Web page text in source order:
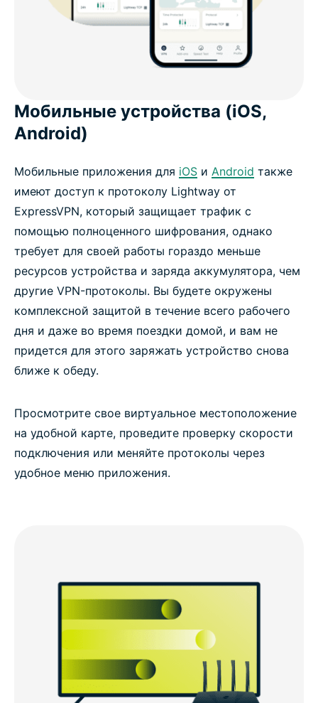
Мобильные устройства (iOS,
Android)
Мобильные приложения для iOS и Android также
имеют доступ к протоколу Lightway от
ExpressVPN, который защищает трафик с
помощью полноценного шифрования, однако
требует для своей работы гораздо меньше
ресурсов устройства и заряда аккумулятора, чем
другие VPN-протоколы. Вы будете окружены
комплексной защитой в течение всего рабочего
дня и даже во время поездки домой, и вам не
придется для этого заряжать устройство снова
ближе к обеду.
Просмотрите свое виртуальное местоположение
на удобной карте, проведите проверку скорости
подключения или меняйте протоколы через
удобное меню приложения.